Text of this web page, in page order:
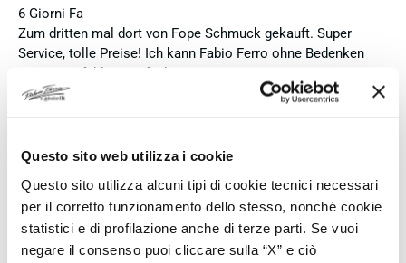
Questo sito web utilizza i cookie
Questo sito utilizza alcuni tipi di cookie tecnici necessari
per il corretto funzionamento dello stesso, nonché cookie
statistici e di profilazione anche di terze parti. Se vuoi
negare il consenso puoi cliccare sulla “X” e ciò
6 Giorni Fa
Zum dritten mal dort von Fope Schmuck gekauft. Super
Service, tolle Preise! Ich kann Fabio Ferro ohne Bedenken
weiterempfehlen. Einfach TOPP!!
Ich bin insgesamt mit meinem Kauf zufrieden. Die Uhr ist
neu, original und funktioniert einwandfrei. Besonders positiv
hervorheben möchte ich den attraktiven Preis sowie den
vollständig ausgefüllten und abgestempelten internationalen